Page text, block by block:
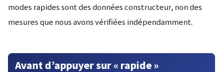
modes rapides sont des données constructeur, non des
mesures que nous avons vérifiées indépendamment.
Avant d’appuyer sur « rapide »